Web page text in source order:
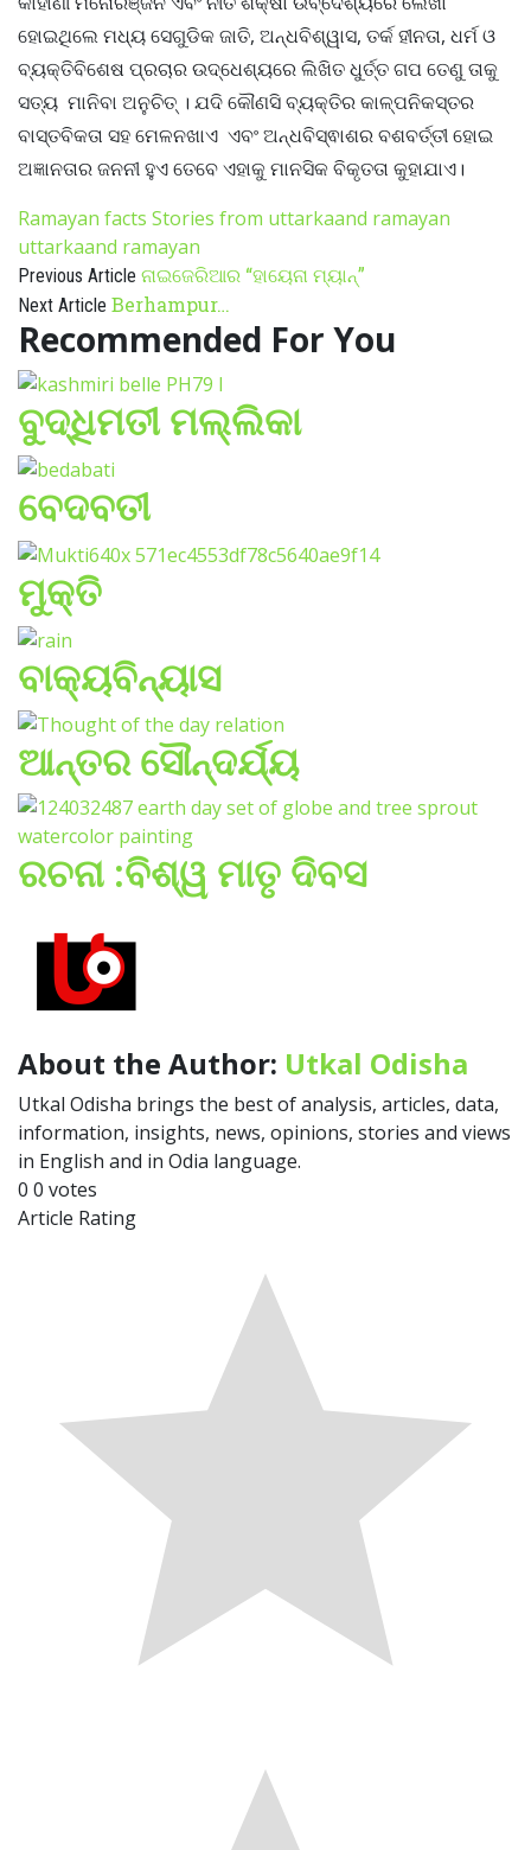
ହୋଇଥିଲେ ମଧ୍ୟ ସେଗୁଡିକ ଜାତି, ଅନ୍ଧବିଶ୍ୱାସ, ତର୍କ ହୀନତା, ଧର୍ମ ଓ
ବ୍ୟକ୍ତିବିଶେଷ ପ୍ରଚାର ଉଦ୍ଧେଶ୍ୟରେ ଲିଖିତ ଧୁର୍ତ୍ତ ଗପ ତେଣୁ ତାକୁ
ସତ୍ୟ ମାନିବା ଅନୁଚିତ୍ । ଯଦି କୌଣସି ବ୍ୟକ୍ତିର କାଳ୍ପନିକସ୍ତର
ବାସ୍ତବିକତା ସହ ମେଳନଖାଏ ଏବଂ ଅନ୍ଧବିସ୍ଵାଶର ବଶବର୍ତ୍ତୀ ହୋଇ
ଅଜ୍ଞାନତାର ଜନନୀ ହୁଏ ତେବେ ଏହାକୁ ମାନସିକ ବିକୃତତା କୁହାଯାଏ।
Ramayan facts Stories from uttarkaand ramayan
uttarkaand ramayan
Previous Article ନାଇଜେରିଆର “ହାୟେନା ମ୍ୟାନ୍”
Next Article Berhampur…
Recommended For You
ବୁଦ୍ଧିମତୀ ମଲ୍ଲିକା
ବେଦବତୀ
ମୁକ୍ତି
ବାକ୍ୟବିନ୍ୟାସ
ଆନ୍ତର ସୌନ୍ଦର୍ଯ୍ୟ
ରଚନା :ବିଶ୍ୱ ମାତୃ ଦିବସ
About the Author: Utkal Odisha
Utkal Odisha brings the best of analysis, articles, data,
information, insights, news, opinions, stories and views
in English and in Odia language.
0 0 votes
Article Rating